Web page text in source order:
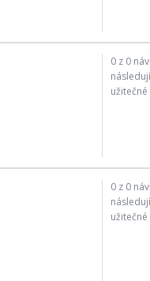
0 z 0
užitečné
0 z 0
užitečné